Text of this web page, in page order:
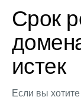
Срок
истек
Если вы